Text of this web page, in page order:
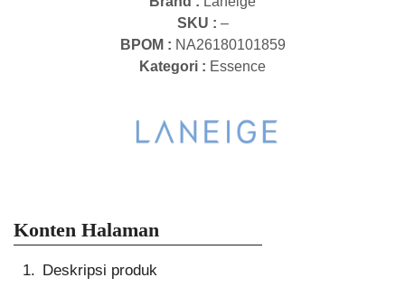
SKU : –
BPOM : NA26180101859
Kategori : Essence
Konten Halaman
Deskripsi produk